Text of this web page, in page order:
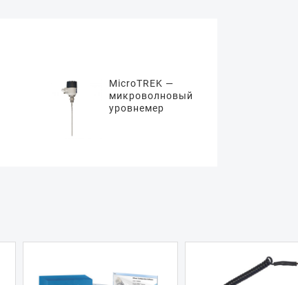
MicroTREK —
микроволновый
уровнемер